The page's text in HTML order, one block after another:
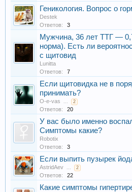
Геникология. Вопрос о
Destek
Ответов:
3
Мужчина, 36 лет ТТГ —
норма). Есть ли
с щитовид
Lunitta
Ответов:
7
Если щитовидка не в
принимать?
O-e-vas ... 2
Ответов: 20
У вас было именно
Симптомы какие?
Robotix
Ответов:
3
Если выпить пузырек
AstridAev ... 2
Ответов: 22
Какие симптомы